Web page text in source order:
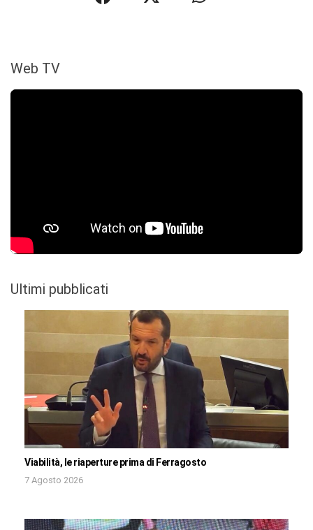
Web TV
Ultimi pubblicati
Viabilità, le riaperture prima di Ferragosto
7 Agosto 2026